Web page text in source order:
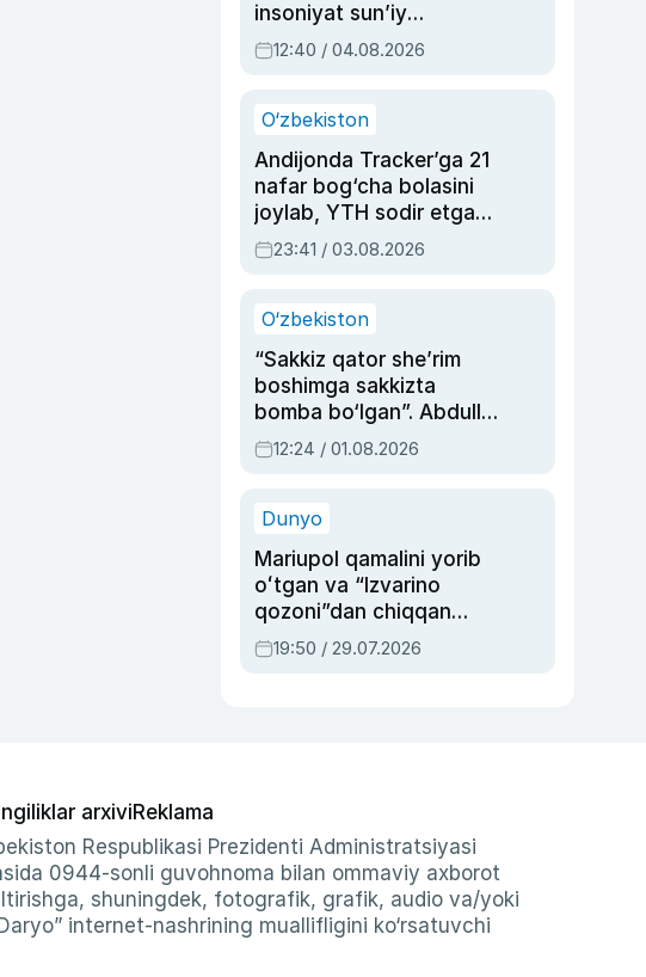
insoniyat sun’iy
intellektni boshqara
olmay qolishidan xavotir
12:40 / 04.08.2026
O‘zbekiston
Andijonda Tracker’ga 21
nafar bog‘cha bolasini
joylab, YTH sodir etgan
ayolga sud hukmi o‘qildi
23:41 / 03.08.2026
O‘zbekiston
“Sakkiz qator she’rim
boshimga sakkizta
bomba bo‘lgan”. Abdulla
Oripovni siyosiy
ayblovlardan asrab
12:24 / 01.08.2026
Dunyo
Mariupol qamalini yorib
oʻtgan va “Izvarino
qozoni”dan chiqqan
qahramon — Ukraina
armiyasi bosh
19:50 / 29.07.2026
arxiviReklama
Respublikasi Prezidenti Administratsiyasi
0944-sonli guvohnoma bilan ommaviy axborot
shuningdek, fotografik, grafik, audio va/yoki
internet-nashrining muallifligini ko‘rsatuvchi